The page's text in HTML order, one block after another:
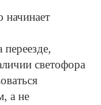
начинает
светофора
а не